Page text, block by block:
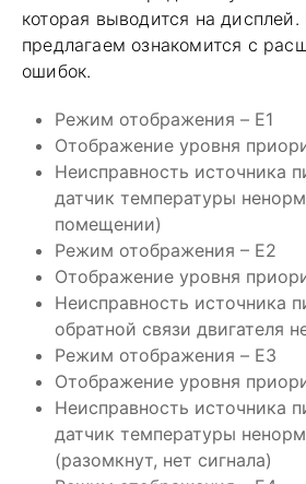
которая выводится на
предлагаем ознакомится с
ошибок.
Режим отображения – E1
Отображение уровня
Неисправность источника
датчик температуры
помещении)
Режим отображения – Е2
Отображение уровня
Неисправность источника
обратной связи двигателя
Режим отображения – E3
Отображение уровня
Неисправность источника
датчик температуры
(разомкнут, нет сигнала)